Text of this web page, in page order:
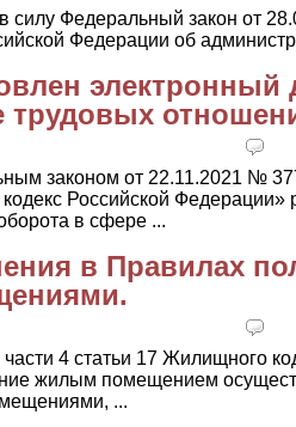
силу Федеральный закон от
Федерации об
электронный
трудовых
законом от 22.11.2021 №
Российской Федерации»
в сфере ...
в Правилах
4 статьи 17 Жилищного
жилым помещением
...